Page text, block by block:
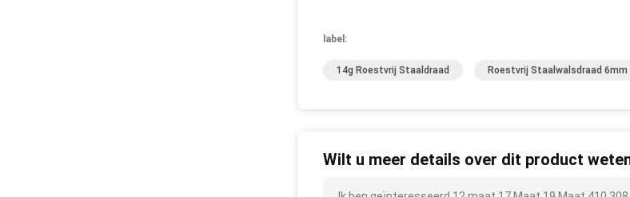
label:
14g Roestvrij Staaldraad Roestvrij Staalwalsdraad 6mm
Wilt u meer details over dit product